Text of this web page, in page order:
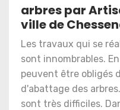
arbres par
ville de
Les travaux qui se
sont innombrables.
peuvent être obligés
d'abattage des
sont très difficiles.